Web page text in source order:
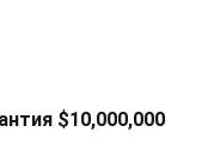
$10,000,000